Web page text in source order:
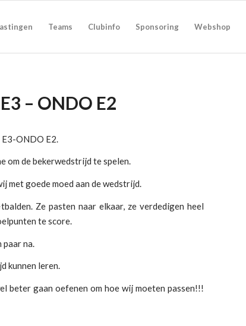
Teams Clubinfo Sponsoring Webshop
– ONDO E2
ONDO E2.
om de bekerwedstrijd te spelen.
met goede moed aan de wedstrijd.
Ze pasten naar elkaar, ze verdedigen heel
te score.
na.
kunnen leren.
beter gaan oefenen om hoe wij moeten passen!!!